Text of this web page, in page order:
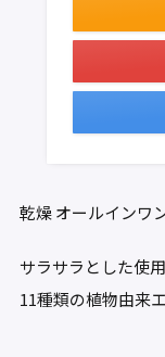
乾燥オールインワ
サラサラとした使
11種類の植物由来